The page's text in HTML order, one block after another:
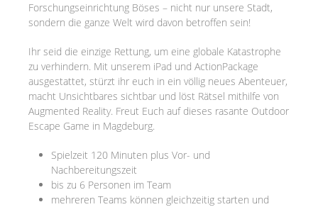
Forschungseinrichtung Böses – nicht nur unsere Stadt,
sondern die ganze Welt wird davon betroffen sein!
Ihr seid die einzige Rettung, um eine globale Katastrophe
zu verhindern. Mit unserem iPad und ActionPackage
ausgestattet, stürzt ihr euch in ein völlig neues Abenteuer,
macht Unsichtbares sichtbar und löst Rätsel mithilfe von
Augmented Reality. Freut Euch auf dieses rasante Outdoor
Escape Game in Magdeburg.
Spielzeit 120 Minuten plus Vor- und
Nachbereitungszeit
bis zu 6 Personen im Team
mehreren Teams können gleichzeitig starten und